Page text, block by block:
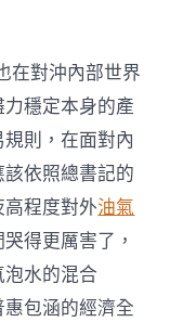
在對沖內部世界
穩定本身的產
則，在面對內
該依照總書記的
高程度對外油氣
得更厲害了，
水的混合
包涵的經濟全